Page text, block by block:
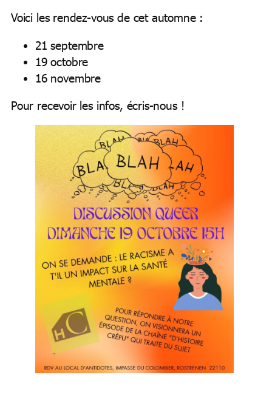
Voici les rendez-vous de cet automne :
21 septembre
19 octobre
16 novembre
Pour recevoir les infos, écris-nous !